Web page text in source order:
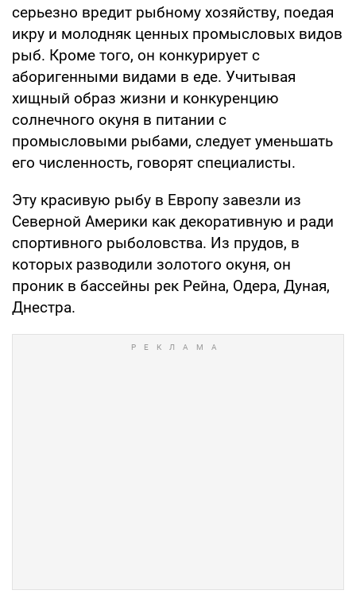
серьезно вредит рыбному хозяйству, поедая
икру и молодняк ценных промысловых видов
рыб. Кроме того, он конкурирует с
аборигенными видами в еде. Учитывая
хищный образ жизни и конкуренцию
солнечного окуня в питании с
промысловыми рыбами, следует уменьшать
его численность, говорят специалисты.
Эту красивую рыбу в Европу завезли из
Северной Америки как декоративную и ради
спортивного рыболовства. Из прудов, в
которых разводили золотого окуня, он
проник в бассейны рек Рейна, Одера, Дуная,
Днестра.